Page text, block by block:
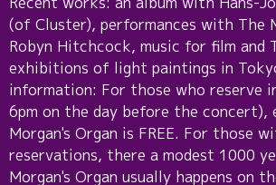
(of Cluster), performances with The
Robyn Hitchcock, music for film and
exhibitions of light paintings in
information: For those who reserve
6pm on the day before the concert),
Morgan's Organ is FREE. For those
reservations, there a modest 1000
Morgan's Organ usually happens on